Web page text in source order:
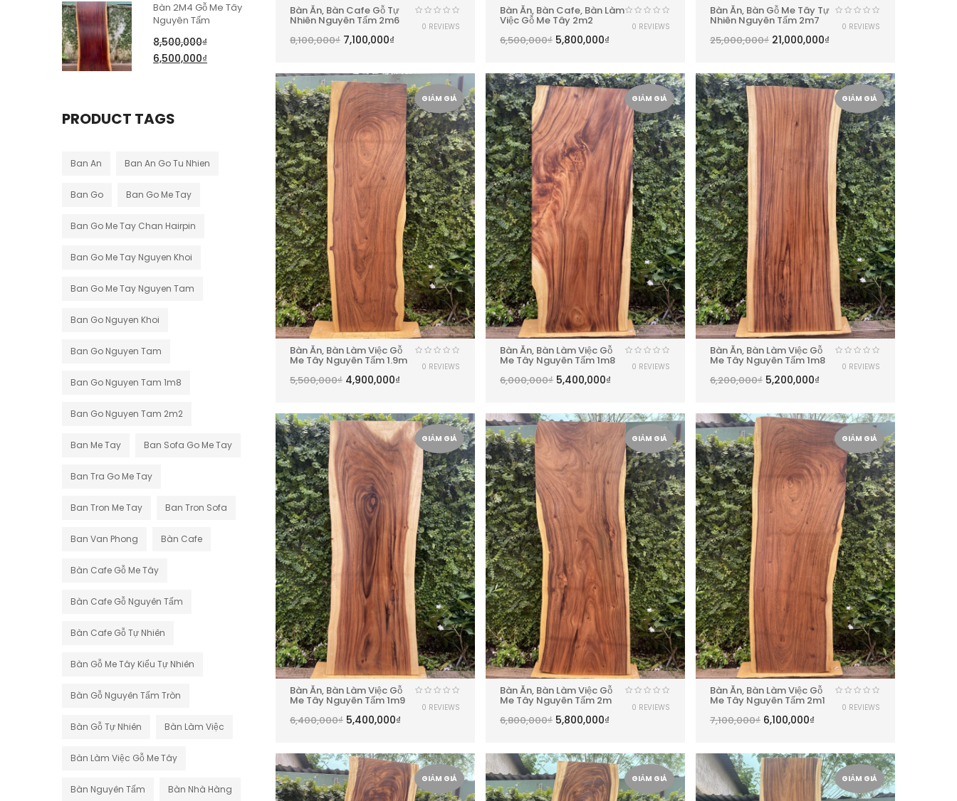
Bàn 2M4 Gỗ Me Tây
Nguyên Tấm
8,500,000₫
6,500,000₫
PRODUCT TAGS
Ban An Ban An Go Tu Nhien
Ban Go Ban Go Me Tay
Ban Go Me Tay Chan Hairpin
Ban Go Me Tay Nguyen Khoi
Ban Go Me Tay Nguyen Tam
Ban Go Nguyen Khoi
Ban Go Nguyen Tam
Ban Go Nguyen Tam 1m8
Ban Go Nguyen Tam 2m2
Ban Me Tay Ban Sofa Go Me Tay
Ban Tra Go Me Tay
Ban Tron Me Tay Ban Tron Sofa
Ban Van Phong Bàn Cafe
Bàn Cafe Gỗ Me Tây
Bàn Cafe Gỗ Nguyên Tấm
Bàn Cafe Gỗ Tự Nhiên
Bàn Gỗ Me Tây Kiểu Tự Nhiên
Bàn Gỗ Nguyên Tấm Tròn
Bàn Gỗ Tự Nhiên Bàn Làm Việc
Bàn Làm Việc Gỗ Me Tây
Bàn Nguyên Tấm Bàn Nhà Hàng
Bàn Ăn, Bàn Cafe Gỗ Tự
Nhiên Nguyên Tấm 2m6
8,100,000₫ 7,100,000₫
0 REVIEWS
Bàn Ăn, Bàn Cafe, Bàn Làm
Việc Gỗ Me Tây 2m2
6,500,000₫ 5,800,000₫
0 REVIEWS
Bàn Ăn, Bàn Gỗ Me Tây Tự
Nhiên Nguyên Tấm 2m7
25,000,000₫ 21,000,000₫
0 REVIEWS
GIẢM GIÁ
Bàn Ăn, Bàn Làm Việc Gỗ
Me Tây Nguyên Tấm 1.9m
5,500,000₫ 4,900,000₫
0 REVIEWS
GIẢM GIÁ
Bàn Ăn, Bàn Làm Việc Gỗ
Me Tây Nguyên Tấm 1m8
6,000,000₫ 5,400,000₫
0 REVIEWS
GIẢM GIÁ
Bàn Ăn, Bàn Làm Việc Gỗ
Me Tây Nguyên Tấm 1m8
6,200,000₫ 5,200,000₫
0 REVIEWS
GIẢM GIÁ
Bàn Ăn, Bàn Làm Việc Gỗ
Me Tây Nguyên Tấm 1m9
6,400,000₫ 5,400,000₫
0 REVIEWS
GIẢM GIÁ
Bàn Ăn, Bàn Làm Việc Gỗ
Me Tây Nguyên Tấm 2m
6,800,000₫ 5,800,000₫
0 REVIEWS
GIẢM GIÁ
Bàn Ăn, Bàn Làm Việc Gỗ
Me Tây Nguyên Tấm 2m1
7,100,000₫ 6,100,000₫
0 REVIEWS
GIẢM GIÁ GIẢM GIÁ GIẢM GIÁ